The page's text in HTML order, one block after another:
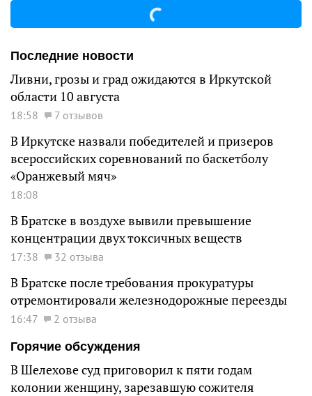
Последние новости
Ливни, грозы и град ожидаются в Иркутской
области 10 августа
18:58 7 отзывов
В Иркутске назвали победителей и призеров
всероссийских соревнований по баскетболу
«Оранжевый мяч»
18:08
В Братске в воздухе вывили превышение
концентрации двух токсичных веществ
17:38 32 отзыва
В Братске после требования прокуратуры
отремонтировали железнодорожные переезды
16:47
2 отзыва
Горячие обсуждения
В Шелехове суд приговорил к пяти годам
колонии женщину, зарезавшую сожителя